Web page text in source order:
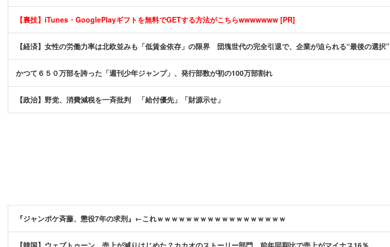
【裏技】iTunes・GooglePlayギフトを無料でGETする方法がこちらwwwwwww [PR]
【経済】女性の労働力率は北欧並みも「低賃金依存」の限界 団塊世代の完全引退で、企業が迫られる“最後の選択”
かつて６５０万部を誇った「週刊少年ジャンプ」、発行部数が初の100万部割れ
【政治】野党、消費減税を一斉批判 「給付優先」「財源示せ」
『ジャンポケ斉藤、懲役7年の求刑』←これｗｗｗｗｗｗｗｗｗｗｗｗｗｗｗｗｗｗ